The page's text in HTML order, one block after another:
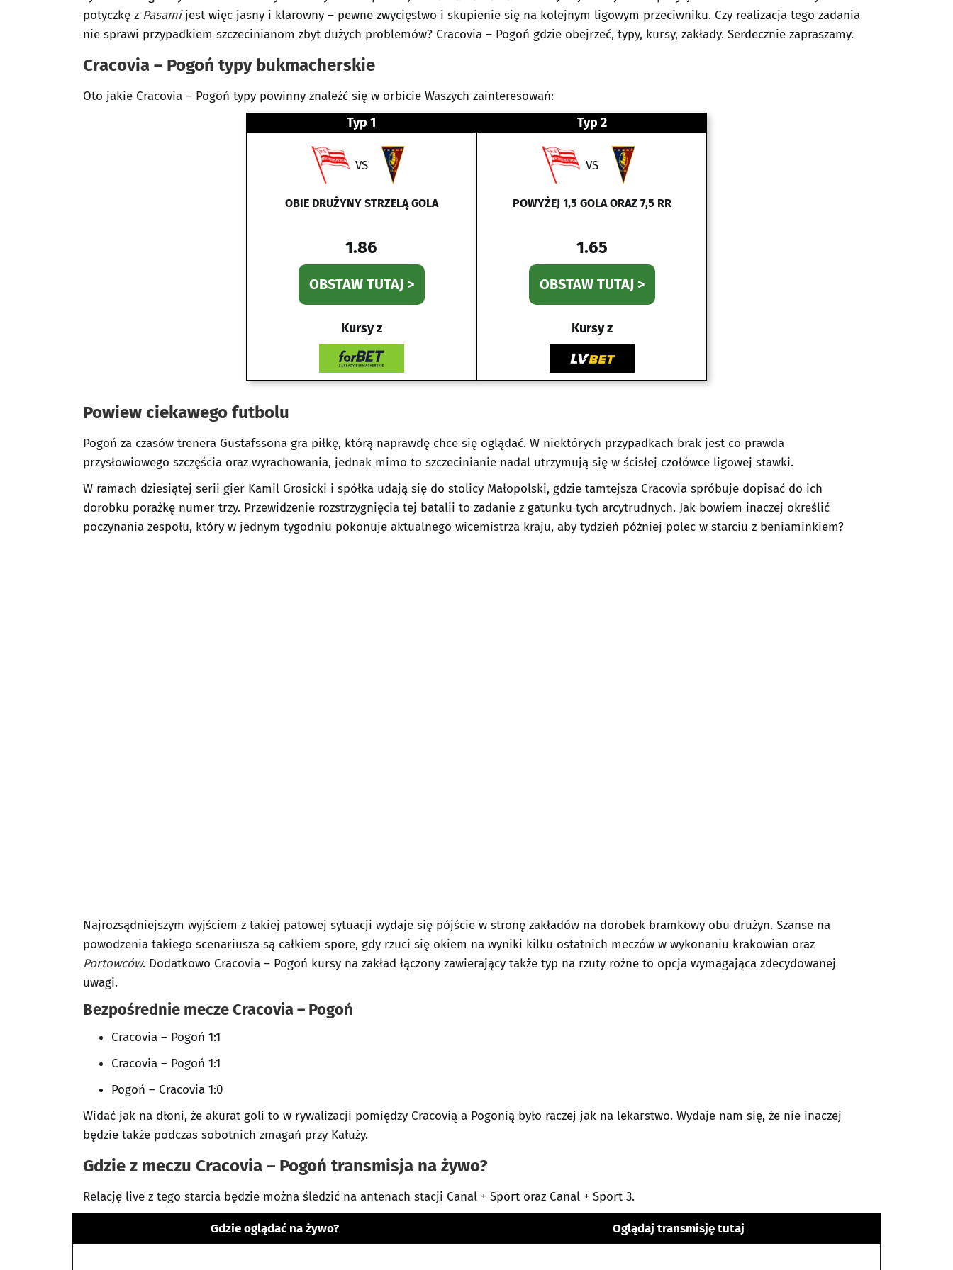
potyczkę z Pasamijest więc jasny i klarowny – pewne zwycięstwo i skupienie się na kolejnym ligowym przeciwniku. Czy realizacja tego zadania
nie sprawi przypadkiem szczecinianom zbyt dużych problemów? Cracovia – Pogoń gdzie obejrzeć, typy, kursy, zakłady. Serdecznie zapraszamy.
Cracovia – Pogoń typy bukmacherskie
Oto jakie Cracovia – Pogoń typy powinny znaleźć się w orbicie Waszych zainteresowań:
Typ 1
VS
OBIE DRUŻYNY STRZELĄ GOLA
1.86
OBSTAW TUTAJ >
Kursy z
Typ 2
VS
POWYŻEJ 1,5 GOLA ORAZ 7,5 RR
1.65
OBSTAW TUTAJ >
Kursy z
Powiew ciekawego futbolu
Pogoń za czasów trenera Gustafssona gra piłkę, którą naprawdę chce się oglądać. W niektórych przypadkach brak jest co prawda
przysłowiowego szczęścia oraz wyrachowania, jednak mimo to szczecinianie nadal utrzymują się w ścisłej czołówce ligowej stawki.
W ramach dziesiątej serii gier Kamil Grosicki i spółka udają się do stolicy Małopolski, gdzie tamtejsza Cracovia spróbuje dopisać do ich
dorobku porażkę numer trzy. Przewidzenie rozstrzygnięcia tej batalii to zadanie z gatunku tych arcytrudnych. Jak bowiem inaczej określić
poczynania zespołu, który w jednym tygodniu pokonuje aktualnego wicemistrza kraju, aby tydzień później polec w starciu z beniaminkiem?
Najrozsądniejszym wyjściem z takiej patowej sytuacji wydaje się pójście w stronę zakładów na dorobek bramkowy obu drużyn. Szanse na
powodzenia takiego scenariusza są całkiem spore, gdy rzuci się okiem na wyniki kilku ostatnich meczów w wykonaniu krakowian oraz
Portowców. Dodatkowo Cracovia – Pogoń kursy na zakład łączony zawierający także typ na rzuty rożne to opcja wymagająca zdecydowanej
uwagi.
Bezpośrednie mecze Cracovia – Pogoń
Cracovia – Pogoń 1:1
Cracovia – Pogoń 1:1
Pogoń – Cracovia 1:0
Widać jak na dłoni, że akurat goli to w rywalizacji pomiędzy Cracovią a Pogonią było raczej jak na lekarstwo. Wydaje nam się, że nie inaczej
będzie także podczas sobotnich zmagań przy Kałuży.
Gdzie z meczu Cracovia – Pogoń transmisja na żywo?
Relację live z tego starcia będzie można śledzić na antenach stacji Canal + Sport oraz Canal + Sport 3.
Gdzie oglądać na żywo? Oglądaj transmisję tutaj